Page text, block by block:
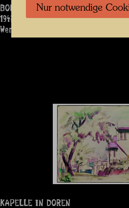
BODENSEEDAMPFER AN DER
1947
Werk: 1335
KAPELLE IN DOREN
Nur notwendige